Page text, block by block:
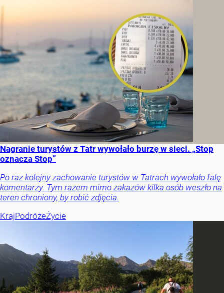
Nagranie turystów z Tatr wywołało burzę w sieci. „Stop
oznacza Stop”
Po raz kolejny zachowanie turystów w Tatrach wywołało falę
komentarzy. Tym razem mimo zakazów kilka osób weszło na
teren chroniony, by robić zdjęcia.
KrajPodróżeŻycie